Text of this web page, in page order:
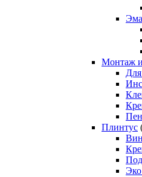
Монтаж и
Плинтус